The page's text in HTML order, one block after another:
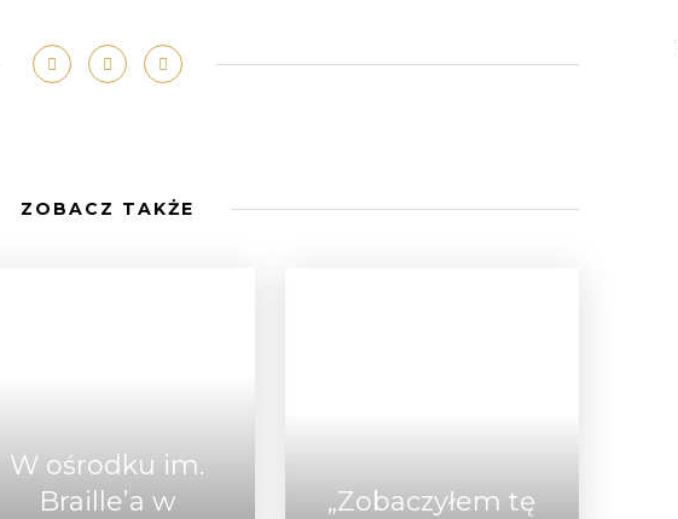
ZOBACZ TAKŻE
W ośrodku im.
Braille’a w
„Zobaczyłem tę